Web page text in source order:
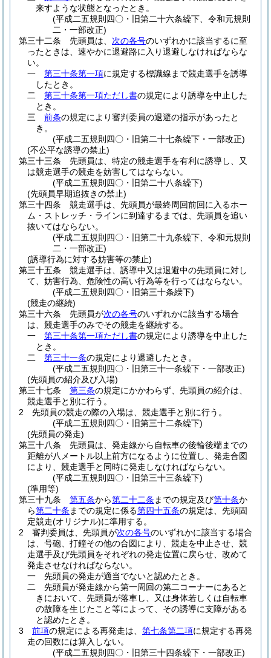
来すような状態となったとき。
(平成二五規則四〇・旧第二十六条繰下、令和元規則
二・一部改正)
第三十二条
先頭員は、 次の各号のいずれかに該当するに至
ったときは、速やかに退避路に入り退避しなければならな
い。
一
第三十条第一項に規定する標識線まで競走選手を誘導
したとき。
二
第三十条第一項ただし書の規定により誘導を中止した
とき。
三
前条の規定により審判委員の退避の指示があったと
き。
(平成二五規則四〇・旧第二十七条繰下・一部改正)
(不公平な誘導の禁止)
第三十三条
先頭員は、特定の競走選手を有利に誘導し、又
は競走選手の競走を妨害してはならない。
(平成二五規則四〇・旧第二十八条繰下)
(先頭員早期追抜きの禁止)
第三十四条
競走選手は、先頭員が最終周回前回に入るホー
ム・ストレッチ・ラインに到達するまでは、先頭員を追い
抜いてはならない。
(平成二五規則四〇・旧第二十九条繰下、令和元規則
二・一部改正)
(誘導行為に対する妨害等の禁止)
第三十五条
競走選手は、誘導中又は退避中の先頭員に対し
て、妨害行為、危険性の高い行為等を行ってはならない。
(平成二五規則四〇・旧第三十条繰下)
(競走の継続)
第三十六条
先頭員が次の各号のいずれかに該当する場合
は、競走選手のみでその競走を継続する。
一
第三十条第一項ただし書の規定により誘導を中止した
とき。
二
第三十一条の規定により退避したとき。
(平成二五規則四〇・旧第三十一条繰下・一部改正)
(先頭員の紹介及び入場)
第三十七条
第三条の規定にかかわらず、先頭員の紹介は、
競走選手と別に行う。
2
先頭員の競走の際の入場は、競走選手と別に行う。
(平成二五規則四〇・旧第三十二条繰下)
(先頭員の発走)
第三十八条
先頭員は、発走線から自転車の後輪後端までの
距離が八メートル以上前方になるように位置し、発走合図
により、競走選手と同時に発走しなければならない。
(平成二五規則四〇・旧第三十三条繰下)
(準用等)
第三十九条
第五条から第二十二条 までの規定及び第十条か
ら第二十条 までの規定に係る第四十五条の規定は、先頭固
定競走(オリジナル)に準用する。
2
審判委員は、先頭員が次の各号のいずれかに該当する場合
は、号砲、打鐘その他の合図により、競走を中止させ、競
走選手及び先頭員をそれぞれの発走位置に戻らせ、改めて
発走させなければならない。
一
先頭員の発走が適当でないと認めたとき。
二
先頭員が発走線から第一周回の第二コーナーにあると
きにおいて、先頭員が落車し、又は身体若しくは自転車
の故障を生じたこと等によって、その誘導に支障がある
と認めたとき。
3
前項の規定による再発走は、 第七条第二項に規定する再発
走の回数には算入しない。
(平成二五規則四〇・旧第三十四条繰下・一部改正)